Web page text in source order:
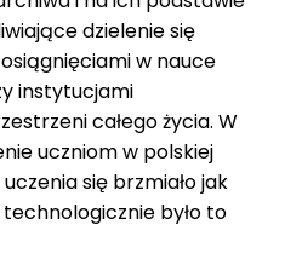
dzielenie się
w nauce
instytucjami
całego życia. W
uczniom w polskiej
się brzmiało jak
było to